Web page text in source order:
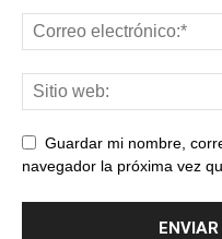
Guardar mi nombre,
navegador la próxima vez